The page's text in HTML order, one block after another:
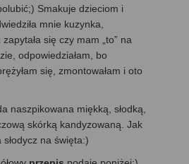
Smakuje dzieciom i
mnie kuzynka,
się czy mam „to” na
odpowiedziałam, bo
się, zmontowałam i oto
naszpikowana miękką, słodką,
skórką kandyzowaną. Jak
na święta:)